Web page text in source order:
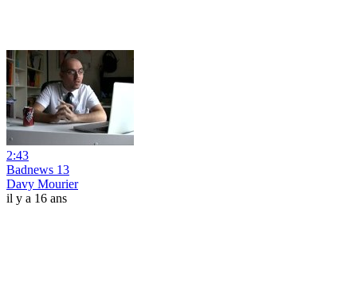
2:43
Badnews 13
Davy Mourier
il y a 16 ans